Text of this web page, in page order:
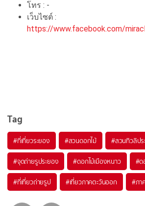
โทร : -
เว็บไซต์ :
https://www.facebook.com/
Tag
#ที่เที่ยวระยอง #สวนดอกไม้ #สวนทิวลิปร
#จุดถ่ายรูประยอง #ดอกไม้เมืองหนาว #ด
#ที่เที่ยวถ่ายรูป #เที่ยวภาคตะวันออก #ภา